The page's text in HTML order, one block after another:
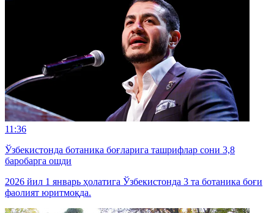
11:36
Ўзбекистонда ботаника боғларига ташрифлар сони 3,8
баробарга ошди
2026 йил 1 январь ҳолатига Ўзбекистонда 3 та ботаника боғи
фаолият юритмоқда.